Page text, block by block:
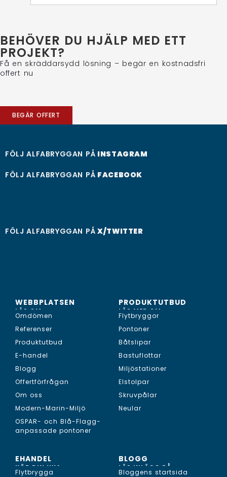
BEHÖVER DU HJÄLP MED ETT
PROJEKT?
Få en skräddarsydd lösning – begär en kostnadsfri
offert nu
BEGÄR OFFERT
FÖLJ ALFABRYGGAN PÅ INSTAGRAM
FÖLJ ALFABRYGGAN PÅ FACEBOOK
FÖLJ ALFABRYGGAN PÅ X/TWITTER
WEBBPLATSEN
LÄS OM...
Omdömen
Referenser
Produktutbud
E-handel
Blogg
Offertförfrågan
Om oss
Modern-Marin-Miljö
OSPAR- och Blå-Flagg-
anpassade pontoner
PRODUKTUTBUD
LÄS MER OM...
Flytbryggor
Pontoner
Båtslipar
Bastuflottar
Miljöstationer
Elstolpar
Skruvpålar
Neular
EHANDEL
KÖP DIN NYA...
Flytbrygga
BLOGG
LÄS INLÄGG PÅ...
Bloggens startsida